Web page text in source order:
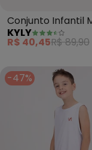
Conjunto Infantil
Lettering (Branco)
KYLY
R$ 40,45R$ 89,90
-47%